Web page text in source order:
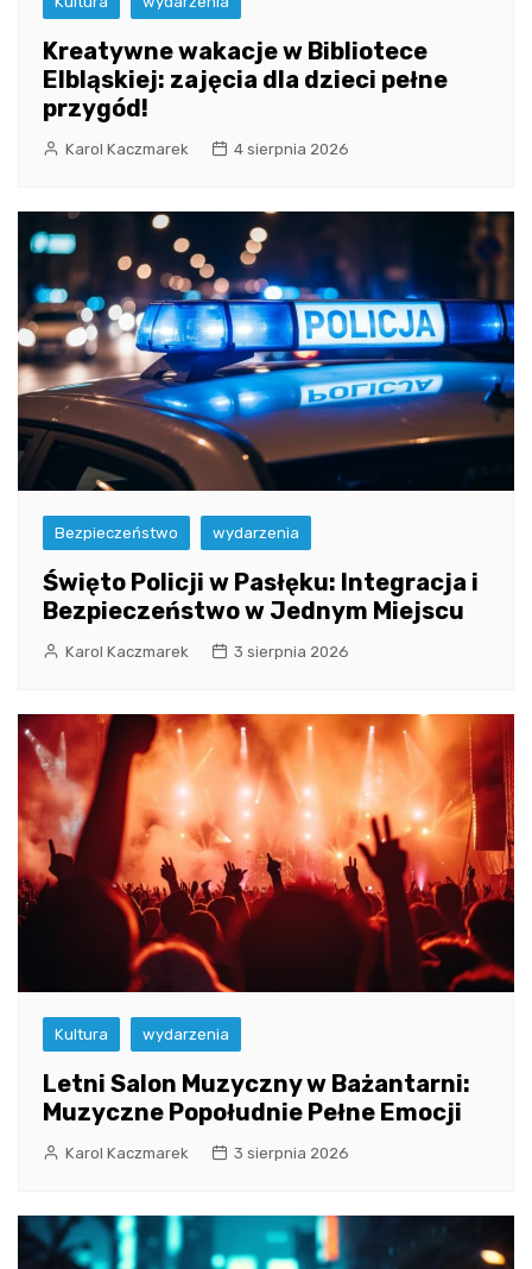
Kreatywne wakacje w Bibliotece
Elbląskiej: zajęcia dla dzieci pełne
przygód!
Karol Kaczmarek 4 sierpnia 2026
Bezpieczeństwo wydarzenia
Święto Policji w Pasłęku: Integracja i
Bezpieczeństwo w Jednym Miejscu
Karol Kaczmarek 3 sierpnia 2026
Kultura wydarzenia
Letni Salon Muzyczny w Bażantarni:
Muzyczne Popołudnie Pełne Emocji
Karol Kaczmarek 3 sierpnia 2026